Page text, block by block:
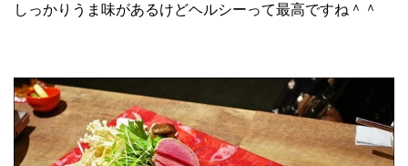
しっかりうま味があるけどヘルシーって最高ですね＾＾